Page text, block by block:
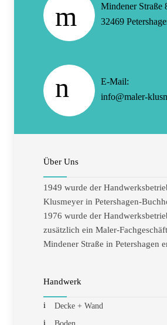
Mindener Straße
32469
E-Mail:
info@maler-
Über Uns
1949 wurde der
Klusmeyer in Petershagen-
1976 wurde der
zusätzlich ein Maler-
Mindener Straße in Petershagen
Handwerk
Decke + Wand